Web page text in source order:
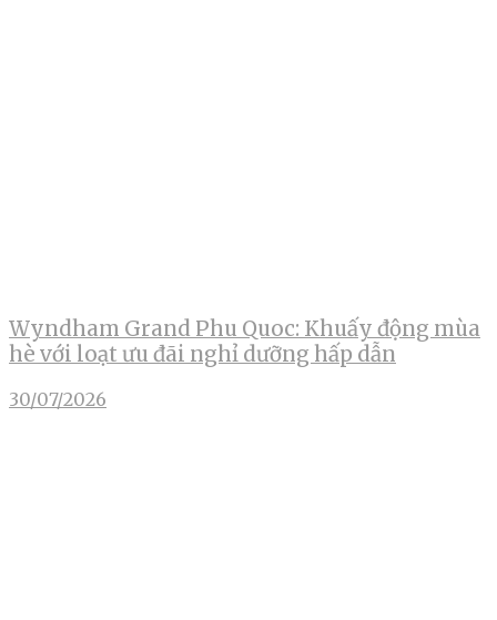
Wyndham Grand Phu Quoc: Khuấy động mùa
hè với loạt ưu đãi nghỉ dưỡng hấp dẫn
30/07/2026